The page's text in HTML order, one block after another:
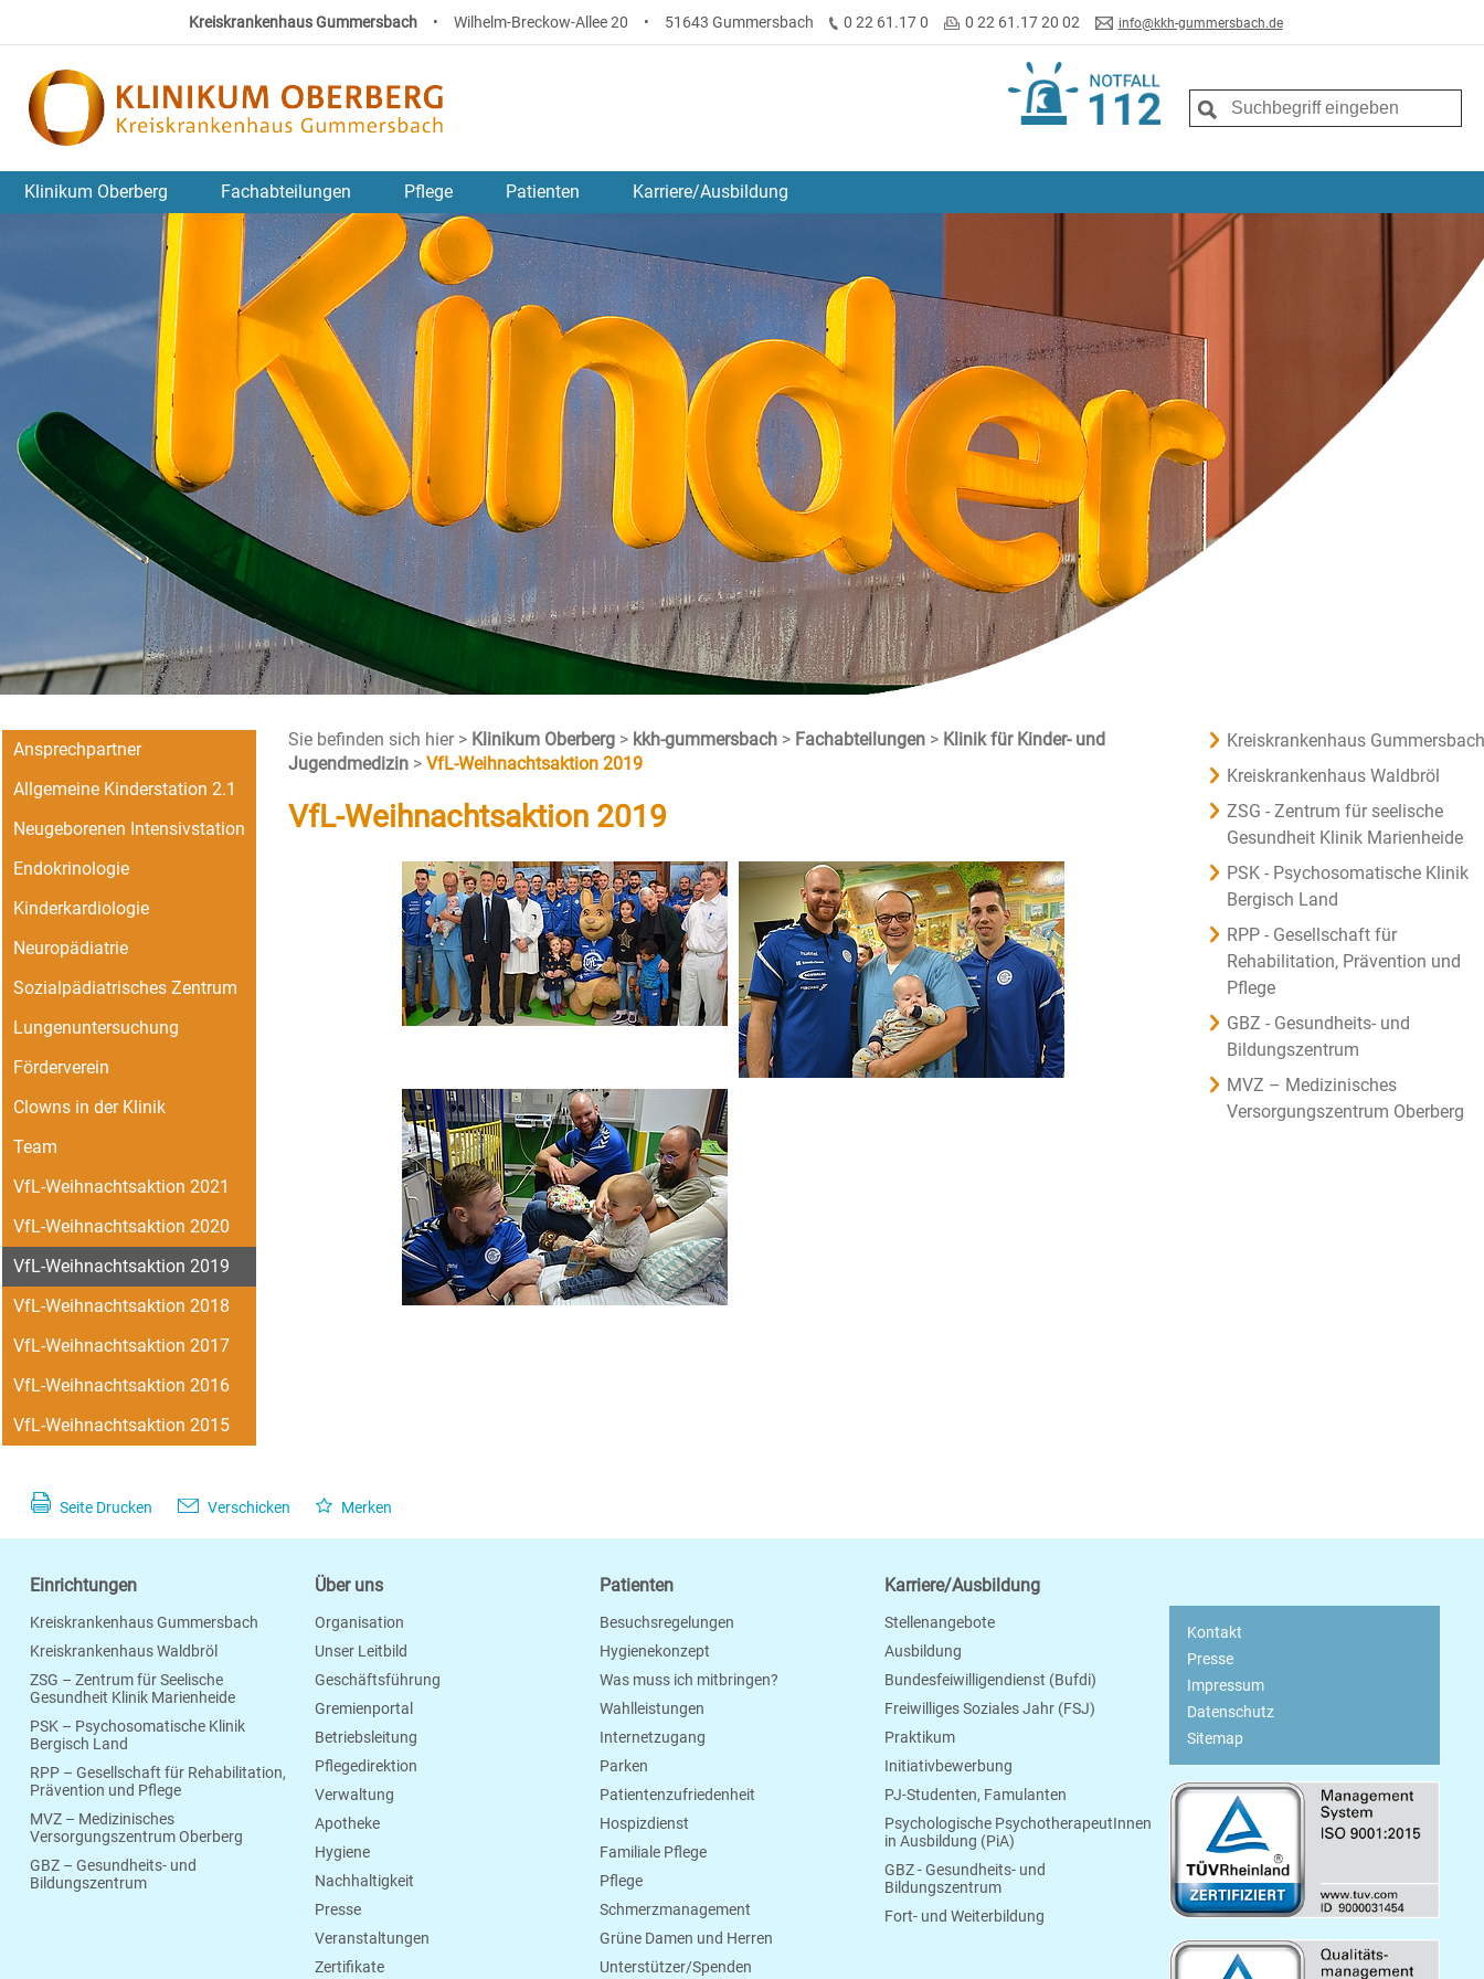
Kreiskrankenhaus Gummersbach • Wilhelm-Breckow-Allee 20 • 51643 Gummersbach 0 22 61.17 0 0 22 61.17 20 02 info@kkh-gummersbach.de
Klinikum Oberberg Fachabteilungen Pflege Patienten Karriere/Ausbildung
Ansprechpartner
Allgemeine Kinderstation 2.1
Neugeborenen Intensivstation
Endokrinologie
Kinderkardiologie
Neuropädiatrie
Sozialpädiatrisches Zentrum
Lungenuntersuchung
Förderverein
Clowns in der Klinik
Team
VfL-Weihnachtsaktion 2021
VfL-Weihnachtsaktion 2020
VfL-Weihnachtsaktion 2019
VfL-Weihnachtsaktion 2018
VfL-Weihnachtsaktion 2017
VfL-Weihnachtsaktion 2016
VfL-Weihnachtsaktion 2015
Sie befinden sich hier > Klinikum Oberberg > kkh-gummersbach > Fachabteilungen > Klinik für Kinder- und
Jugendmedizin > VfL-Weihnachtsaktion 2019
VfL-Weihnachtsaktion 2019
Kreiskrankenhaus Gummersbach
Kreiskrankenhaus Waldbröl
ZSG - Zentrum für seelische
Gesundheit Klinik Marienheide
PSK - Psychosomatische Klinik
Bergisch Land
RPP - Gesellschaft für
Rehabilitation, Prävention und
Pflege
GBZ - Gesundheits- und
Bildungszentrum
MVZ – Medizinisches
Versorgungszentrum Oberberg
Seite Drucken Verschicken Merken
Einrichtungen
Kreiskrankenhaus Gummersbach
Kreiskrankenhaus Waldbröl
ZSG – Zentrum für Seelische
Gesundheit Klinik Marienheide
PSK – Psychosomatische Klinik
Bergisch Land
RPP – Gesellschaft für Rehabilitation,
Prävention und Pflege
MVZ – Medizinisches
Versorgungszentrum Oberberg
GBZ – Gesundheits- und
Bildungszentrum
Über uns
Organisation
Unser Leitbild
Geschäftsführung
Gremienportal
Betriebsleitung
Pflegedirektion
Verwaltung
Apotheke
Hygiene
Nachhaltigkeit
Presse
Veranstaltungen
Zertifikate
Patienten
Besuchsregelungen
Hygienekonzept
Was muss ich mitbringen?
Wahlleistungen
Internetzugang
Parken
Patientenzufriedenheit
Hospizdienst
Familiale Pflege
Pflege
Schmerzmanagement
Grüne Damen und Herren
Unterstützer/Spenden
Karriere/Ausbildung
Stellenangebote
Ausbildung
Bundesfeiwilligendienst (Bufdi)
Freiwilliges Soziales Jahr (FSJ)
Praktikum
Initiativbewerbung
PJ-Studenten, Famulanten
Psychologische PsychotherapeutInnen
in Ausbildung (PiA)
GBZ - Gesundheits- und
Bildungszentrum
Fort- und Weiterbildung
Kontakt
Presse
Impressum
Datenschutz
Sitemap